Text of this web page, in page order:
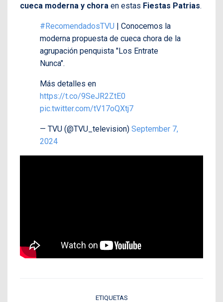
cueca moderna y chora en estas Fiestas Patrias.
#RecomendadosTVU | Conocemos la
moderna propuesta de cueca chora de la
agrupación penquista "Los Entrate
Nunca".
Más detalles en
https://t.co/9SeJR2ZtE0
pic.twitter.com/tV17oQXtj7
— TVU (@TVU_television) September 7,
2024
ETIQUETAS